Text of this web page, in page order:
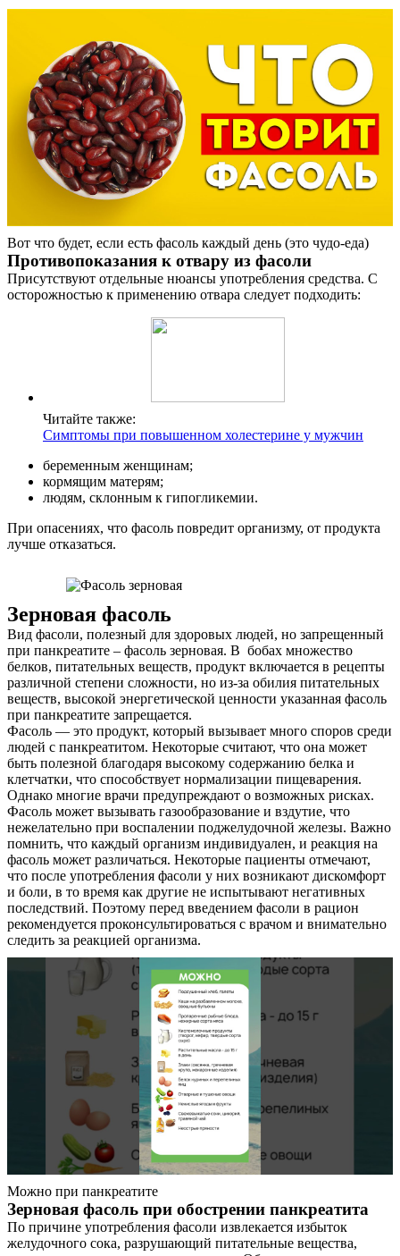
О нас
Услуги
Акции
Отзывы
Статьи
Контакты
Вот что будет, если есть фасоль каждый день (это чудо-еда)
Противопоказания к отвару из фасоли
Присутствуют отдельные нюансы употребления средства. С
осторожностью к применению отвара следует подходить:
Читайте также:
Симптомы при повышенном холестерине у мужчин
беременным женщинам;
кормящим матерям;
людям, склонным к гипогликемии.
При опасениях, что фасоль повредит организму, от продукта
лучше отказаться.
Зерновая фасоль
Вид фасоли, полезный для здоровых людей, но запрещенный
при панкреатите – фасоль зерновая. В бобах множество
белков, питательных веществ, продукт включается в рецепты
различной степени сложности, но из-за обилия питательных
веществ, высокой энергетической ценности указанная фасоль
при панкреатите запрещается.
Фасоль — это продукт, который вызывает много споров среди
людей с панкреатитом. Некоторые считают, что она может
быть полезной благодаря высокому содержанию белка и
клетчатки, что способствует нормализации пищеварения.
Однако многие врачи предупреждают о возможных рисках.
Фасоль может вызывать газообразование и вздутие, что
нежелательно при воспалении поджелудочной железы. Важно
помнить, что каждый организм индивидуален, и реакция на
фасоль может различаться. Некоторые пациенты отмечают,
что после употребления фасоли у них возникают дискомфорт
и боли, в то время как другие не испытывают негативных
последствий. Поэтому перед введением фасоли в рацион
рекомендуется проконсультироваться с врачом и внимательно
следить за реакцией организма.
Можно при панкреатите
Зерновая фасоль при обострении панкреатита
По причине употребления фасоли извлекается избыток
желудочного сока, разрушающий питательные вещества,